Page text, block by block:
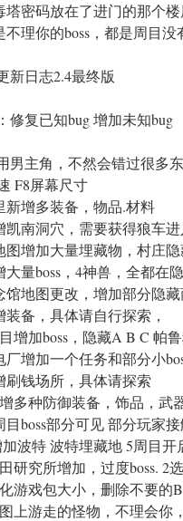
塔密码放在了进门的那个
不理你的boss，都是周目
新日志2.4最终版
修复已知bug 增加未知bug
男主角，不然会错过很多
F8屏幕尺寸
新增多装备，物品.材料
凯南洞穴，需要获得狼车进
图增加大量埋藏物，村庄
大量boss，4神兽，全都在
馆地图更改，增加部分隐
装备，具体请自行探索，
增加boss，隐藏A B C 帕
厂增加一个任务和部分小
刷钱场所，具体请探索
多种防御装备，饰品，武
目boss部分可见 部分玩家
加波特 波特埋藏地 5周目
研究所增加，过度boss. 2
游戏包大小，删除不要的
上游走的怪物，不理会你